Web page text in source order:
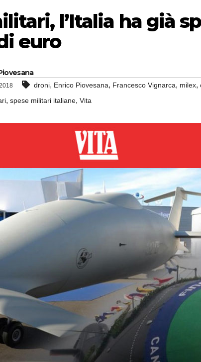
l’Italia ha già
euro
droni, Enrico Piovesana, Francesco Vignarca, milex,
, spese militari italiane, Vita